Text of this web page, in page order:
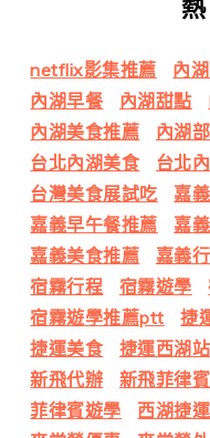
netflix影集推薦 內
內湖早餐
內湖甜點
內湖美食推薦
內湖
台北內湖美食
台北
台灣美食展試吃
嘉
嘉義早午餐推薦
嘉
嘉義美食推薦
嘉義
宿霧行程
宿霧遊學
宿霧遊學推薦ptt
捷
捷運美食
捷運西湖站
新飛代辦
新飛菲律
菲律賓遊學
西湖捷